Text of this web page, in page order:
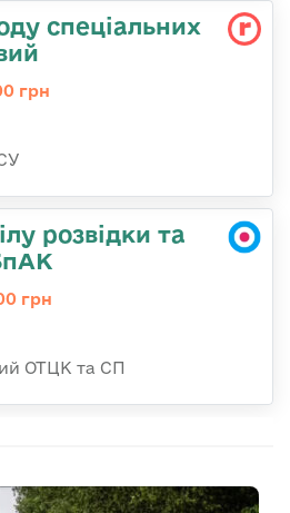
спеціальних
грн
розвідки та
грн
ОТЦК та СП